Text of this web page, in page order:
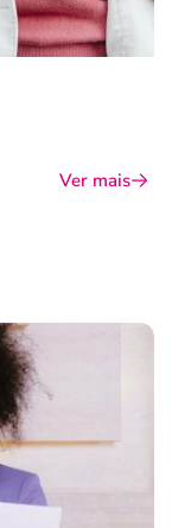
Ver mais